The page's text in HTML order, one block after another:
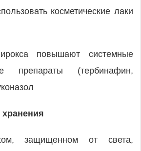
косметические лаки
повышают системные
препараты (тербинафин,
защищенном от света,